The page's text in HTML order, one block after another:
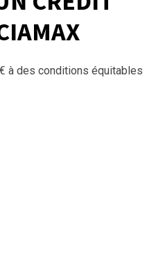
à des conditions équitables